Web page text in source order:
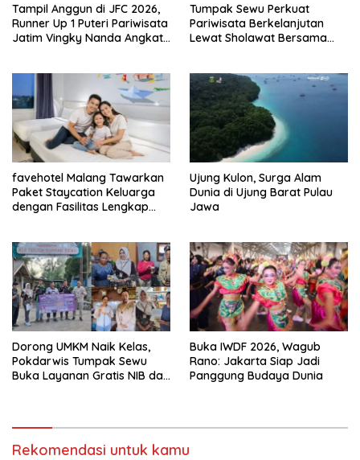
Tampil Anggun di JFC 2026,
Runner Up 1 Puteri Pariwisata
Jatim Vingky Nanda Angkat
Tumpak Sewu Perkuat
Pariwisata Berkelanjutan
Lewat Sholawat Bersama
favehotel Malang Tawarkan
Paket Staycation Keluarga
dengan Fasilitas Lengkap
Ujung Kulon, Surga Alam
Dunia di Ujung Barat Pulau
Jawa
Dorong UMKM Naik Kelas,
Pokdarwis Tumpak Sewu
Buka Layanan Gratis NIB dan
Buka IWDF 2026, Wagub
Rano: Jakarta Siap Jadi
Panggung Budaya Dunia
Rekomendasi untuk kamu